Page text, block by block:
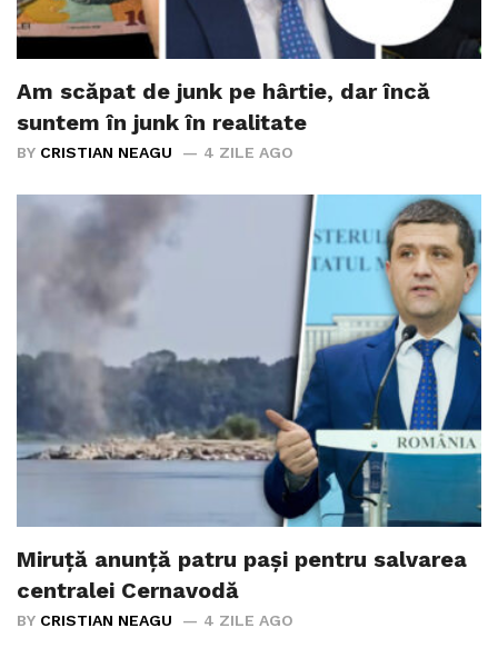
Am scăpat de junk pe hârtie, dar încă
suntem în junk în realitate
BY CRISTIAN NEAGU 4 ZILE AGO
Miruță anunță patru pași pentru salvarea
centralei Cernavodă
BY CRISTIAN NEAGU 4 ZILE AGO